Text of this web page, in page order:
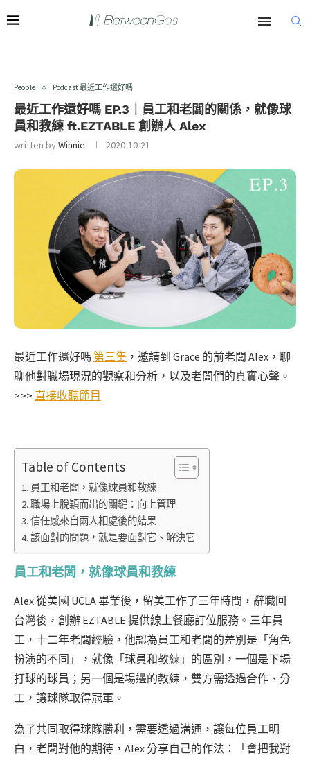
People Podcast 最近工作還好嗎
最近工作還好嗎 EP.3｜員工和老闆的關係，就像球
員和教練 ft.EZTABLE 創辦人 Alex
written byWinnie 2020-10-21
最近工作還好嗎 第三集 ，邀請到 Grace 的前老闆 Alex，聊
聊他對職場現況的觀察和分析，以及老闆們的真實心聲。
>>> 直接收聽節目
Table of Contents
員工和老闆，就像球員和教練
職場上脫穎而出的關鍵：向上管理
信任感來自兩人相處後的結果
該面對的問題，就是要面對它、解決它
員工和老闆，就像球員和教練
Alex 從美國 UCLA 畢業後，留美工作了三年時間，辭職回
台灣後，創辦 EZTABLE 提供線上餐廳訂位服務。三年員
工，十二年老闆經驗，他認為員工和老闆的差別是「角色
扮演的不同」，就像「球員和教練」的區別，一個是下場
打球的球員；另一個是場邊的教練，雙方需透過合作、分
工，讓球隊取得冠軍。
為了共同取得球隊勝利，需要透過溝通，讓每位員工明
白，老闆對他的期待，Alex 分享自己的作法：「會把我對